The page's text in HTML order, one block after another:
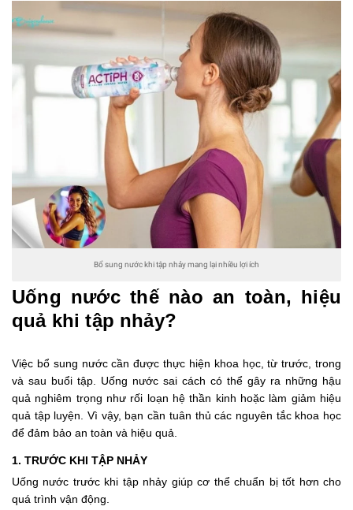
Bổ sung nước khi tập nhảy mang lại nhiều lợi ích
Uống nước thế nào an toàn, hiệu
quả khi tập nhảy?
Việc bổ sung nước cần được thực hiện khoa học, từ trước, trong
và sau buổi tập. Uống nước sai cách có thể gây ra những hậu
quả nghiêm trọng như rối loạn hệ thần kinh hoặc làm giảm hiệu
quả tập luyện. Vì vậy, bạn cần tuân thủ các nguyên tắc khoa học
để đảm bảo an toàn và hiệu quả.
1. TRƯỚC KHI TẬP NHẢY
Uống nước trước khi tập nhảy giúp cơ thể chuẩn bị tốt hơn cho
quá trình vận động.